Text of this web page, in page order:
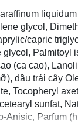
glycol,
capric
glycol, Palmitoyl
(ca cao),
dầu trái cây
Tocopheryl
sunfat,
Anisic, Parfum